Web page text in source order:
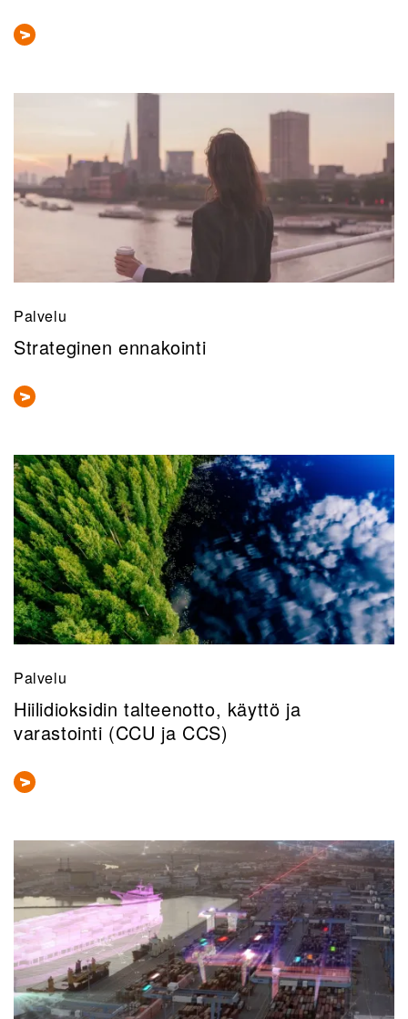
Palvelu
Strateginen ennakointi
Palvelu
Hiilidioksidin talteenotto, käyttö ja
varastointi (CCU ja CCS)